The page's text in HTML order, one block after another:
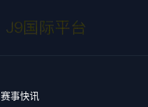
赛事快讯